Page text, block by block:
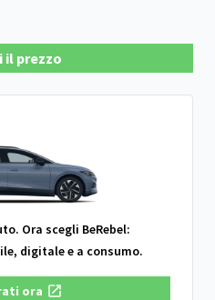
il prezzo
Ora scegli BeRebel:
digitale e a consumo.
ora